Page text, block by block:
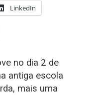
LinkedIn
no dia 2 de
antiga escola
mais uma